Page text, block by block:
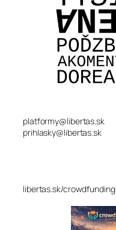
platformy@libertas.sk
prihlasky@libertas.sk
libertas.sk/crowdfunding